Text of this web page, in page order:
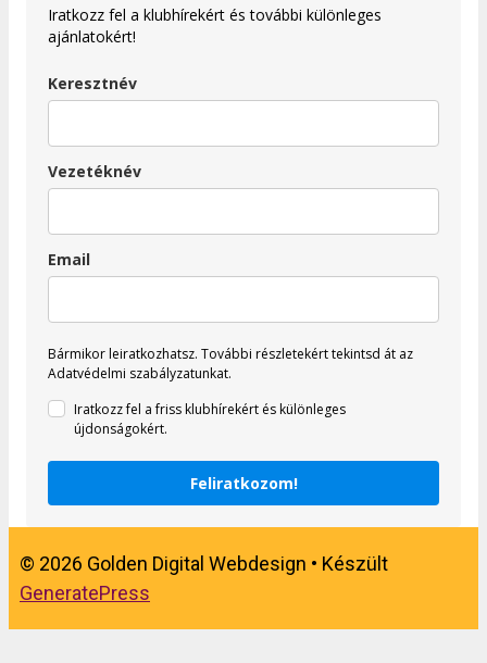
Iratkozz fel a klubhírekért és további különleges
ajánlatokért!
Keresztnév
Vezetéknév
Email
Bármikor leiratkozhatsz. További részletekért tekintsd át az
Adatvédelmi szabályzatunkat.
Iratkozz fel a friss klubhírekért és különleges
újdonságokért.
Feliratkozom!
© 2026 Golden Digital Webdesign • Készült
GeneratePress